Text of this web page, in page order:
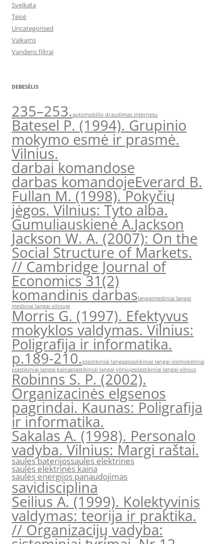
Sveikata
Teisė
Uncategorised
Vaikams
Vandens filtrai
DEBESĖLIS
235–253.automobilio draudimas internetu
Batesel P. (1994). Grupinio
mokymo esmė ir prasmė.
Vilnius.
darbai komandose
darbas komandojeEverard B.
Fullan M. (1998). Pokyčių
jėgos. Vilnius: Tyto alba.
Gumuliauskienė A.Jackson
Jackson W. A. (2007): On the
Social Structure of Markets.
// Cambridge Journal of
Economics 31(2)
komandinis darbaslangaimediniai langai
mediniai langai vilniuje
Morris G. (1997). Efektyvus
mokyklos valdymas. Vilnius:
Poligrafija ir informatika.
p.189-210. plastikiniai langaiplastikiniai langai issimoketinai
plastikiniai langai kainaplastikiniai langai vilniujeplastikiniai langai vilnius
Robinns S. P. (2002).
Organizacinės elgsenos
pagrindai. Kaunas: Poligrafija
ir informatika.
Sakalas A. (1998). Personalo
vadyba. Vilnius: Margi raštai.
saules baterijossaules elektrines
saulės elektrinės kaina
saulės energijos panaudojimas
savidisciplina
Seilius A. (1999). Kolektyvinis
valdymas: teorija ir praktika.
// Organizacijų vadyba: